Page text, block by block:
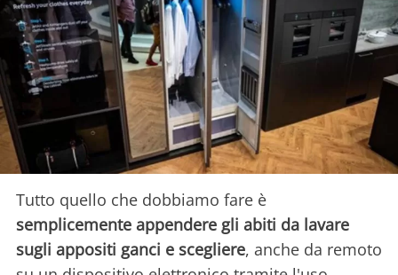
Tutto quello che dobbiamo fare è
semplicemente appendere gli abiti da lavare
sugli appositi ganci e scegliere, anche da remoto